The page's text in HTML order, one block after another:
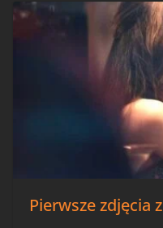
Pierwsze zdjęcia